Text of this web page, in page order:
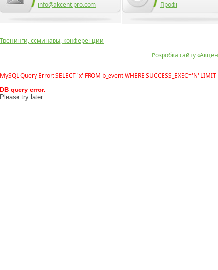
info@akcent-pro.com
Профі
Розробка сайту «
Тренинги, семинары, конференции
MySQL Query Error: SELECT 'x' FROM b_event WHERE SUCCESS_EXEC='N' LIMIT
DB query error.
Please try later.